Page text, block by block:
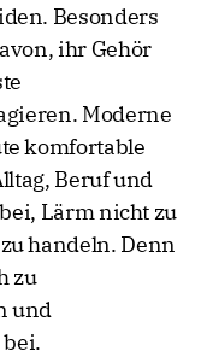
Besonders
ihr Gehör
Moderne
komfortable
Beruf und
Lärm nicht zu
handeln. Denn
zu
und